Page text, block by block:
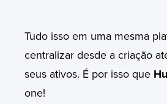
Tudo isso em uma mesma
centralizar desde a criação
seus ativos. É por isso que
one!